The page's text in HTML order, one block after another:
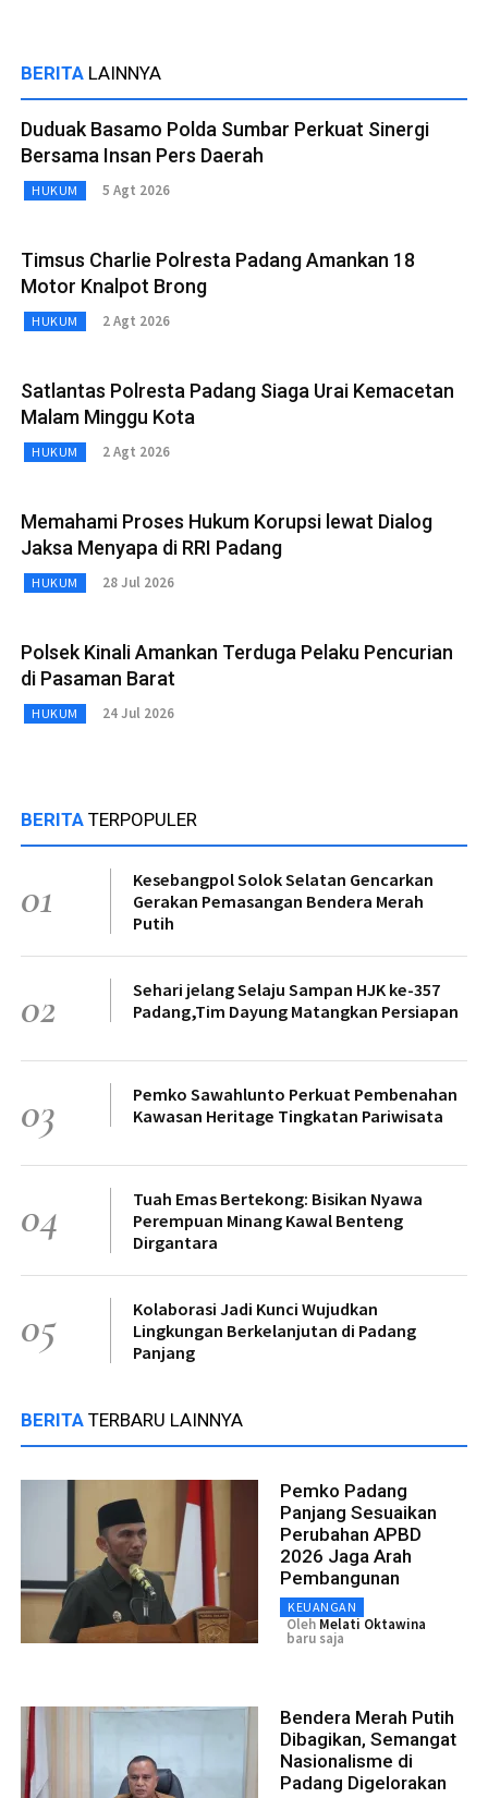
BERITA LAINNYA
Duduak Basamo Polda Sumbar Perkuat Sinergi
Bersama Insan Pers Daerah
HUKUM 5 Agt 2026
Timsus Charlie Polresta Padang Amankan 18
Motor Knalpot Brong
HUKUM 2 Agt 2026
Satlantas Polresta Padang Siaga Urai Kemacetan
Malam Minggu Kota
HUKUM 2 Agt 2026
Memahami Proses Hukum Korupsi lewat Dialog
Jaksa Menyapa di RRI Padang
HUKUM 28 Jul 2026
Polsek Kinali Amankan Terduga Pelaku Pencurian
di Pasaman Barat
HUKUM 24 Jul 2026
BERITA TERPOPULER
01
Kesebangpol Solok Selatan Gencarkan
Gerakan Pemasangan Bendera Merah
Putih
02
Sehari jelang Selaju Sampan HJK ke-357
Padang,Tim Dayung Matangkan Persiapan
03
Pemko Sawahlunto Perkuat Pembenahan
Kawasan Heritage Tingkatan Pariwisata
04
Tuah Emas Bertekong: Bisikan Nyawa
Perempuan Minang Kawal Benteng
Dirgantara
05
Kolaborasi Jadi Kunci Wujudkan
Lingkungan Berkelanjutan di Padang
Panjang
BERITA TERBARU LAINNYA
Pemko Padang
Panjang Sesuaikan
Perubahan APBD
2026 Jaga Arah
Pembangunan
KEUANGAN
Oleh Melati Oktawina
baru saja
Bendera Merah Putih
Dibagikan, Semangat
Nasionalisme di
Padang Digelorakan